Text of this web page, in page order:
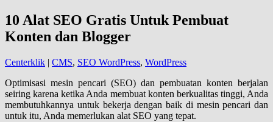
10 Alat SEO Gratis Untuk Pembuat
Konten dan Blogger
Centerklik | CMS, SEO WordPress, WordPress
Optimisasi mesin pencari (SEO) dan pembuatan konten berjalan
seiring karena ketika Anda membuat konten berkualitas tinggi, Anda
membutuhkannya untuk bekerja dengan baik di mesin pencari dan
untuk itu, Anda memerlukan alat SEO yang tepat.